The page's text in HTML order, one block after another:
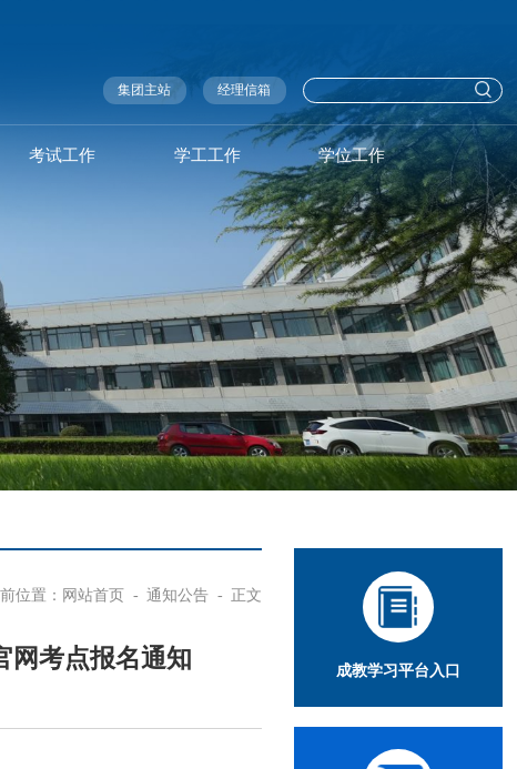
集团主站 经理信箱
考试工作 学工工作 学位工作
位置： 网站首页 - 通知公告 - 正文
网考点报名通知 成教学习平台入口